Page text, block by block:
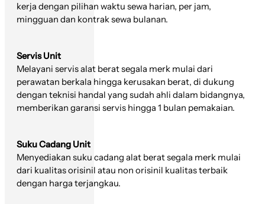
kerja dengan pilihan waktu sewa harian, per jam,
mingguan dan kontrak sewa bulanan.
Servis Unit
Melayani servis alat berat segala merk mulai dari
perawatan berkala hingga kerusakan berat, di dukung
dengan teknisi handal yang sudah ahli dalam bidangnya,
memberikan garansi servis hingga 1 bulan pemakaian.
Suku Cadang Unit
Menyediakan suku cadang alat berat segala merk mulai
dari kualitas orisinil atau non orisinil kualitas terbaik
dengan harga terjangkau.